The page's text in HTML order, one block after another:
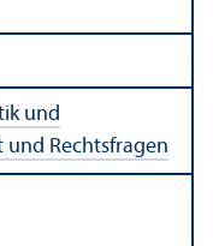
und
und Rechtsfragen